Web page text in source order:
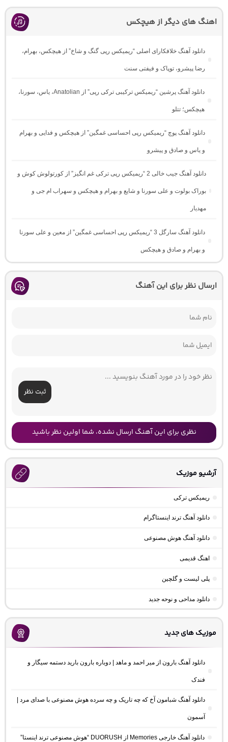
اهنگ های دیگر از هیچکس
دانلود آهنگ خلافکارای اصلی “ریمیکس رپی گنگ و شاخ” از هیچکس، بهرام،
رضا پیشرو، توپاک و فیفتی سنت
دانلود آهنگ پرشین “ریمیکس ترکیبی ترکی رپی” از Anatolian، یاس، سورنا،
هیچکس؛ تتلو
دانلود آهنگ پوچ “ریمیکس رپی احساسی غمگین” از هیچکس و فدایی و بهرام
و یاس و صادق و پیشرو
دانلود آهنگ جیب خالی 2 “ریمیکس رپی ترکی غم انگیز” از کورتولوش کوش و
بوراک بولوت و علی سورنا و شایع و بهرام و هیچکس و سهراب ام جی و
مهدیار
دانلود آهنگ سارگل 3 “ریمیکس رپی احساسی غمگین” از معین و علی سورنا
و بهرام و صادق و هیچکس
ارسال نظر برای این آهنگ
ثبت نظر
نظری برای این آهنگ ارسال نشده، شما اولین نظر باشید
آرشیو موزیک
ریمیکس ترکی
دانلود آهنگ ترند اینستاگرام
دانلود آهنگ هوش مصنوعی
اهنگ قدیمی
پلی لیست و گلچین
دانلود مداحی و نوحه جدید
موزیک های جدید
دانلود آهنگ بارون از میر احمد و ماهد | دوباره بارون بارید دستمه سیگار و
فندک
دانلود آهنگ شبامون آخ که چه تاریک و چه سرده هوش مصنوعی با صدای مرد |
آسمون
دانلود آهنگ خارجی Memories از DUORUSH “هوش مصنوعی ترند اینستا”